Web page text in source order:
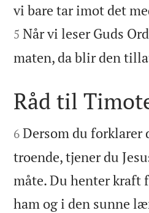
vi bare tar imot det
5 Når vi leser Guds
maten, da blir den

Råd til

6 Dersom du forklarer
troende, tjener du
måte. Du henter kraft
ham og i den sunne